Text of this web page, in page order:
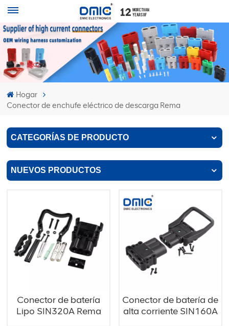
Hogar
Conector de enchufe eléctrico de descarga Rema
CATEGORÍAS DE PRODUCTO
NUEVOS PRODUCTOS
Conector de batería
Lipo SIN320A Rema
Conector de batería de
alta corriente SIN160A